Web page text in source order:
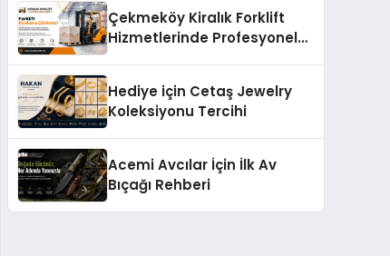
Çekmeköy Kiralık Forklift
Hizmetlerinde Profesyonel
Hediye için Cetaş Jewelry
Koleksiyonu Tercihi
Acemi Avcılar İçin İlk Av
Bıçağı Rehberi